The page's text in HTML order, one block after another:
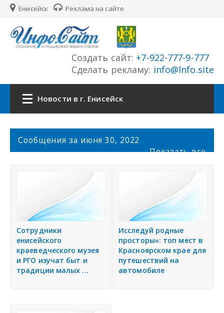
Енисейск Реклама на сайте
Создать сайт: +7-922-777-9-777
Сделать рекламу: info@lnfo.site
Новости в г. Енисейск
Главная
История города
Разместить объявление
Регионы России
Сообщения за июня 30, 2022
Показать все
Сотрудники
енисейского
краеведческого музея
и РГО изучат быт и
традиции малых ...
Исследуй родные
просторы»: топ мест в
Красноярском крае для
путешествий на
автомобиле